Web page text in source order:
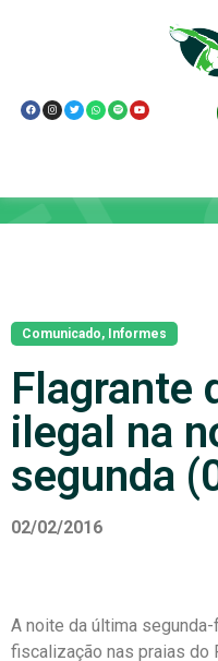
Comunicado, Informes
Flagrante
ilegal na
segunda
02/02/2016
A noite da última
fiscalização nas praias do